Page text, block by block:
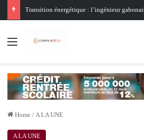
Menu
Home / A LA UNE
A LA UNE